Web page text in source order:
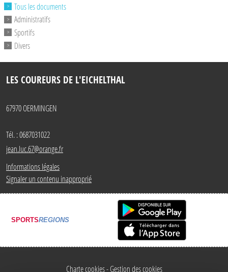
Tous les documents
Administratifs
Sportifs
Divers
LES COUREURS DE L'EICHELTHAL
67970OERMINGEN
Tél. :0687031022
jean.luc.67@orange.fr
Informations légales
Signaler un contenu inapproprié
SPORTSREGIONS
Charte cookies Gestion des cookies